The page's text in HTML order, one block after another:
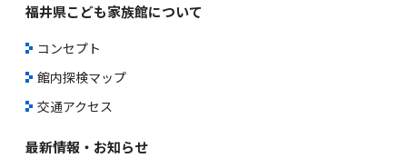
福井県こども家族館について
コンセプト
館内探検マップ
交通アクセス
最新情報・お知らせ